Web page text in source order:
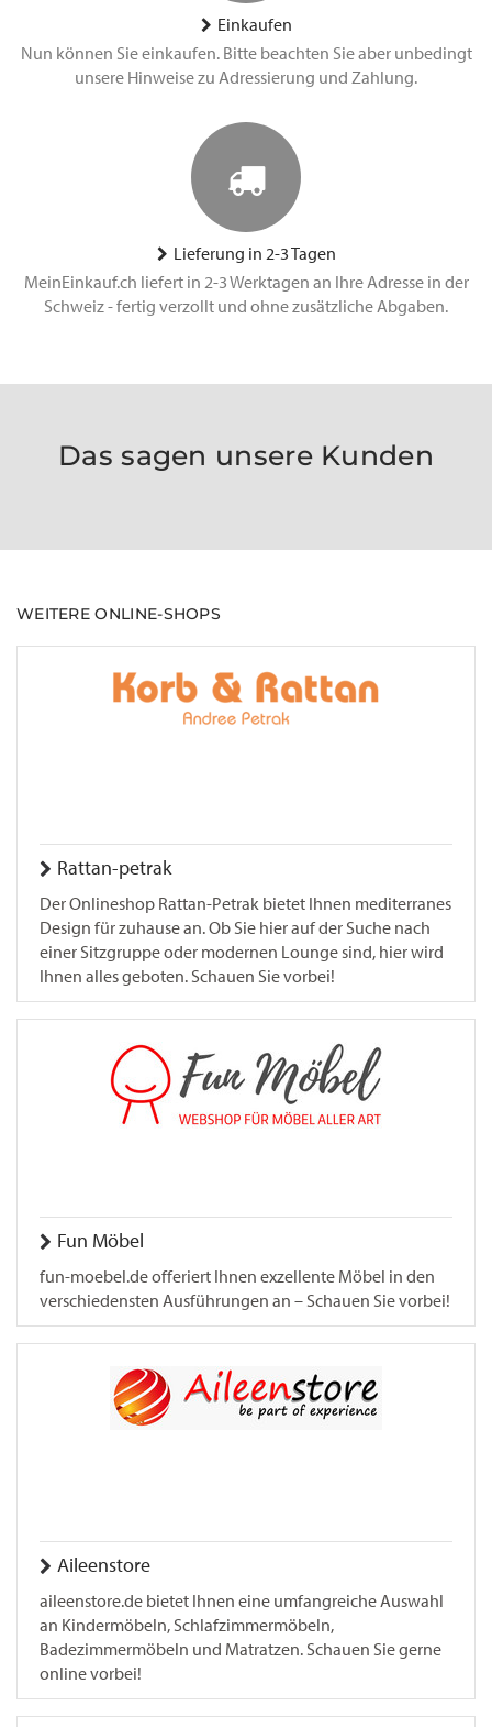
Einkaufen
Nun können Sie einkaufen. Bitte beachten Sie aber unbedingt
unsere Hinweise zu Adressierung und Zahlung.
Lieferung in 2-3 Tagen
MeinEinkauf.ch liefert in 2-3 Werktagen an Ihre Adresse in der
Schweiz - fertig verzollt und ohne zusätzliche Abgaben.
Das sagen unsere Kunden
WEITERE ONLINE-SHOPS
Rattan-petrak
Der Onlineshop Rattan-Petrak bietet Ihnen mediterranes
Design für zuhause an. Ob Sie hier auf der Suche nach
einer Sitzgruppe oder modernen Lounge sind, hier wird
Ihnen alles geboten. Schauen Sie vorbei!
Fun Möbel
fun-moebel.de offeriert Ihnen exzellente Möbel in den
verschiedensten Ausführungen an – Schauen Sie vorbei!
Aileenstore
aileenstore.de bietet Ihnen eine umfangreiche Auswahl
an Kindermöbeln, Schlafzimmermöbeln,
Badezimmermöbeln und Matratzen. Schauen Sie gerne
online vorbei!